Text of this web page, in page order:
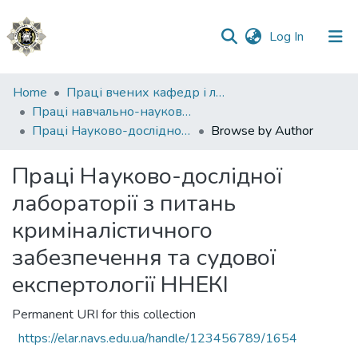
Log In (current)
Communities
&
Collections
Home
Праці вчених кафедр і лабораторій
Праці навчально-наукового експертно-криміналістичного інституту (ННІ №2)
Праці Науково-дослідної лабораторії з питань криміналістичного забезпечення та судової експертології ННЕКІ
Browse by Author
Праці Науково-дослідної
лабораторії з питань
криміналістичного
забезпечення та судової
експертології ННЕКІ
Permanent URI for this collection
https://elar.navs.edu.ua/handle/123456789/1654